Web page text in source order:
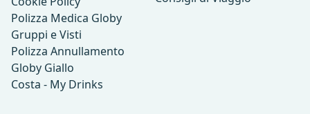
Polizza Medica Globy
Gruppi e Visti
Polizza Annullamento
Globy Giallo
Costa - My Drinks